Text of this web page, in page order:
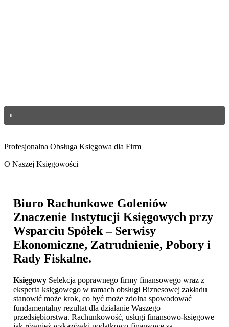
Profesjonalna Obsługa Księgowa dla Firm
O Naszej Księgowości
Biuro Rachunkowe Goleniów
Znaczenie Instytucji Księgowych przy
Wsparciu Spółek – Serwisy
Ekonomiczne, Zatrudnienie, Pobory i
Rady Fiskalne.
Księgowy Selekcja poprawnego firmy finansowego wraz z
eksperta księgowego w ramach obsługi Biznesowej zakładu
stanowić może krok, co być może zdolna spowodować
fundamentalny rezultat dla działanie Waszego
przedsiębiorstwa. Rachunkowość, usługi finansowo-księgowe